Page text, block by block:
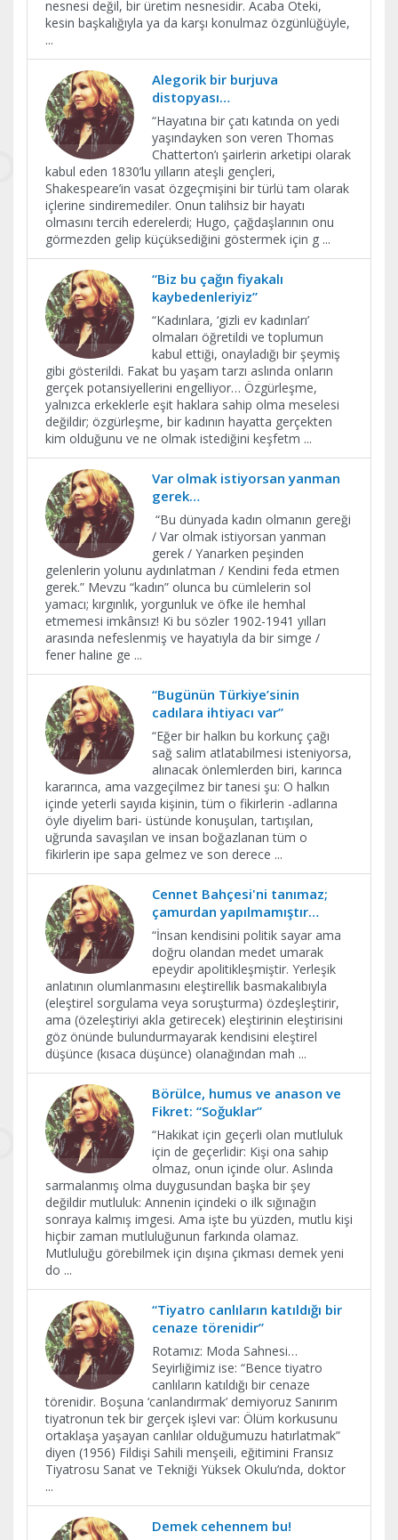
nesnesi değil, bir üretim nesnesidir. Acaba Öteki,
kesin başkalığıyla ya da karşı konulmaz özgünlüğüyle,
...
Alegorik bir burjuva
distopyası…
“Hayatına bir çatı katında on yedi
yaşındayken son veren Thomas
Chatterton’ı şairlerin arketipi olarak
kabul eden 1830’lu yılların ateşli gençleri,
Shakespeare’in vasat özgeçmişini bir türlü tam olarak
içlerine sindiremediler. Onun talihsiz bir hayatı
olmasını tercih ederelerdi; Hugo, çağdaşlarının onu
görmezden gelip küçüksediğini göstermek için g ...
“Biz bu çağın fiyakalı
kaybedenleriyiz”
“Kadınlara, ‘gizli ev kadınları’
olmaları öğretildi ve toplumun
kabul ettiği, onayladığı bir şeymiş
gibi gösterildi. Fakat bu yaşam tarzı aslında onların
gerçek potansiyellerini engelliyor… Özgürleşme,
yalnızca erkeklerle eşit haklara sahip olma meselesi
değildir; özgürleşme, bir kadının hayatta gerçekten
kim olduğunu ve ne olmak istediğini keşfetm ...
Var olmak istiyorsan yanman
gerek…
“Bu dünyada kadın olmanın gereği
/ Var olmak istiyorsan yanman
gerek / Yanarken peşinden
gelenlerin yolunu aydınlatman / Kendini feda etmen
gerek.” Mevzu “kadın” olunca bu cümlelerin sol
yamacı; kırgınlık, yorgunluk ve öfke ile hemhal
etmemesi imkânsız! Ki bu sözler 1902-1941 yılları
arasında nefeslenmiş ve hayatıyla da bir simge /
fener haline ge ...
“Bugünün Türkiye’sinin
cadılara ihtiyacı var”
​“Eğer bir halkın bu korkunç çağı
sağ salim atlatabilmesi isteniyorsa,
alınacak önlemlerden biri, karınca
kararınca, ama vazgeçilmez bir tanesi şu: O halkın
içinde yeterli sayıda kişinin, tüm o fikirlerin -adlarına
öyle diyelim bari- üstünde konuşulan, tartışılan,
uğrunda savaşılan ve insan boğazlanan tüm o
fikirlerin ipe sapa gelmez ve son derece ...
Cennet Bahçesi'ni tanımaz;
çamurdan yapılmamıştır…
​“İnsan kendisini politik sayar ama
doğru olandan medet umarak
epeydir apolitikleşmiştir. Yerleşik
anlatının olumlanmasını eleştirellik basmakalıbıyla
(eleştirel sorgulama veya soruşturma) özdeşleştirir,
ama (özeleştiriyi akla getirecek) eleştirinin eleştirisini
göz önünde bulundurmayarak kendisini eleştirel
düşünce (kısaca düşünce) olanağından mah ...
Börülce, humus ve anason ve
Fikret: “Soğuklar”
“Hakikat için geçerli olan mutluluk
için de geçerlidir: Kişi ona sahip
olmaz, onun içinde olur. Aslında
sarmalanmış olma duygusundan başka bir şey
değildir mutluluk: Annenin içindeki o ilk sığınağın
sonraya kalmış imgesi. Ama işte bu yüzden, mutlu kişi
hiçbir zaman mutluluğunun farkında olamaz.
Mutluluğu görebilmek için dışına çıkması demek yeni
do ...
“Tiyatro canlıların katıldığı bir
cenaze törenidir”
Rotamız: Moda Sahnesi…
Seyirliğimiz ise: “Bence tiyatro
canlıların katıldığı bir cenaze
törenidir. Boşuna ‘canlandırmak’ demiyoruz Sanırım
tiyatronun tek bir gerçek işlevi var: Ölüm korkusunu
ortaklaşa yaşayan canlılar olduğumuzu hatırlatmak”
diyen (1956) Fildişi Sahili menşeili, eğitimini Fransız
Tiyatrosu Sanat ve Tekniği Yüksek Okulu’nda, doktor
...
Demek cehennem bu!